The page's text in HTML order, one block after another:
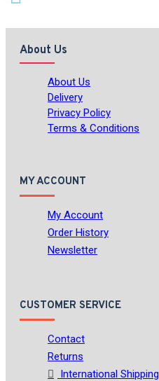
About Us
About Us
Delivery
Privacy Policy
Terms & Conditions
MY ACCOUNT
My Account
Order History
Newsletter
CUSTOMER SERVICE
Contact
Returns
International Shipping